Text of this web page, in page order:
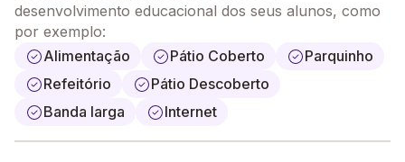
desenvolvimento educacional dos seus alunos, como
por exemplo:
Alimentação
Pátio Coberto
Parquinho
Refeitório
Pátio Descoberto
Banda larga
Internet